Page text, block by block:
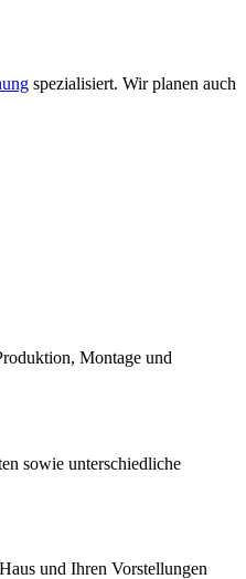
spezialisiert. Wir planen auch
Montage und
sowie unterschiedliche
und Ihren Vorstellungen